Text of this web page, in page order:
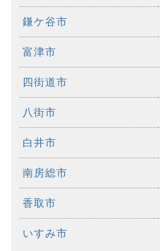
鎌ケ谷市
富津市
四街道市
八街市
白井市
南房総市
香取市
いすみ市